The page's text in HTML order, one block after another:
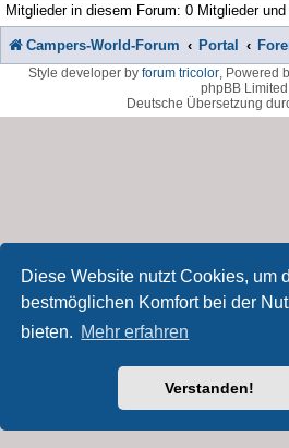
Diese Website nutzt Cookies, um
bestmöglichen Komfort bei der
bieten. Mehr erfahren
Verstanden!
Mitglieder in diesem Forum: 0 Mitglieder
Campers-World-Forum Portal
Style developer by forum tricolor, Powered
phpBB Limited
Deutsche Übersetzung